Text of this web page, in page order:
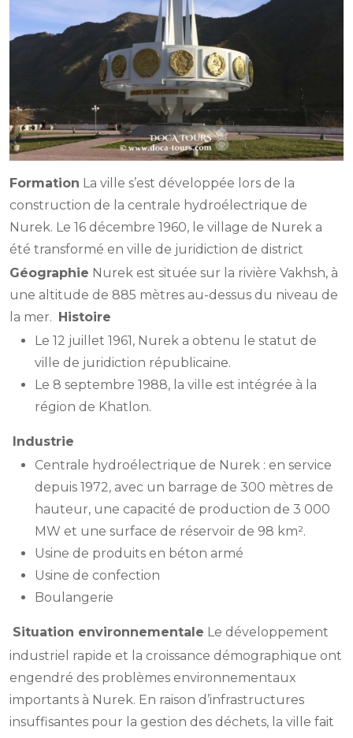
Formation La ville s’est développée lors de la
construction de la centrale hydroélectrique de
Nurek. Le 16 décembre 1960, le village de Nurek a
été transformé en ville de juridiction de district
Géographie Nurek est située sur la rivière Vakhsh, à
une altitude de 885 mètres au-dessus du niveau de
la mer.
Histoire
Le 12 juillet 1961, Nurek a obtenu le statut de
ville de juridiction républicaine.
Le 8 septembre 1988, la ville est intégrée à la
région de Khatlon.
Industrie
Centrale hydroélectrique de Nurek : en service
depuis 1972, avec un barrage de 300 mètres de
hauteur, une capacité de production de 3 000
MW et une surface de réservoir de 98 km².
Usine de produits en béton armé
Usine de confection
Boulangerie
Situation environnementale Le développement
industriel rapide et la croissance démographique ont
engendré des problèmes environnementaux
importants à Nurek. En raison d’infrastructures
insuffisantes pour la gestion des déchets, la ville fait